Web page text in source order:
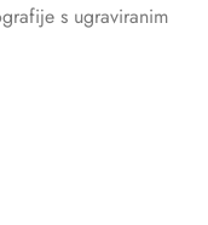
s ugraviranim